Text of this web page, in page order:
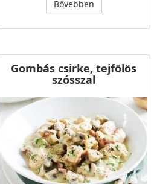
Bővebben
Gombás csirke, tejfölös
szósszal